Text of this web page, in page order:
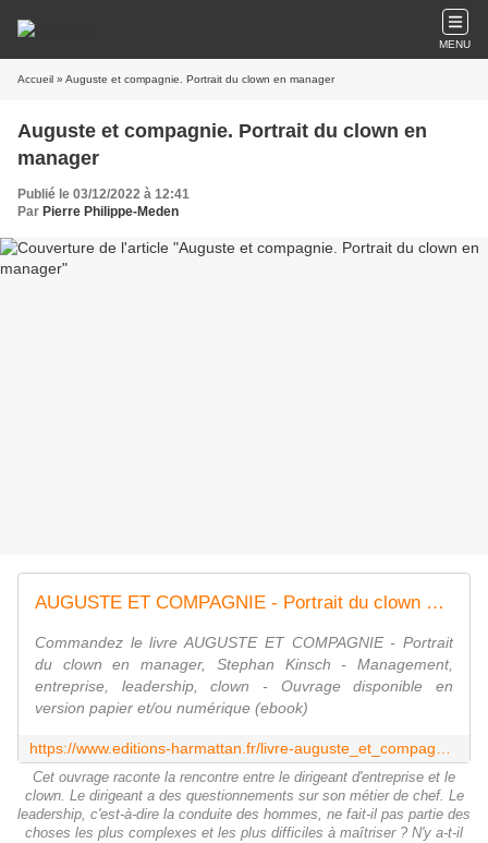
MENU
Accueil » Auguste et compagnie. Portrait du clown en manager
Auguste et compagnie. Portrait du clown en
manager
Publié le 03/12/2022 à 12:41
Par Pierre Philippe-Meden
AUGUSTE ET COMPAGNIE - Portrait du clown en manager, Stephan Kinsch - Management, entreprise, leadership, clown - livre, ebook, epub
Commandez le livre AUGUSTE ET COMPAGNIE - Portrait
du clown en manager, Stephan Kinsch - Management,
entreprise, leadership, clown - Ouvrage disponible en
version papier et/ou numérique (ebook)
Cet ouvrage raconte la rencontre entre le dirigeant d'entreprise et le
clown. Le dirigeant a des questionnements sur son métier de chef. Le
leadership, c'est-à-dire la conduite des hommes, ne fait-il pas partie des
choses les plus complexes et les plus difficiles à maîtriser ? N'y a-t-il